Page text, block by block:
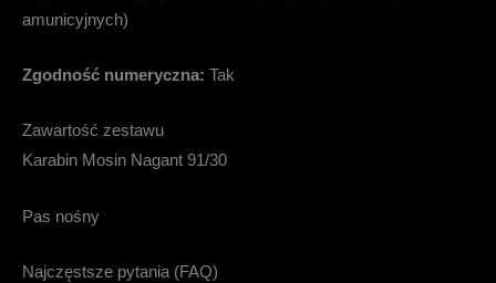
amunicyjnych)
Zgodność numeryczna: Tak
Zawartość zestawu
Karabin Mosin Nagant 91/30
Pas nośny
Najczęstsze pytania (FAQ)